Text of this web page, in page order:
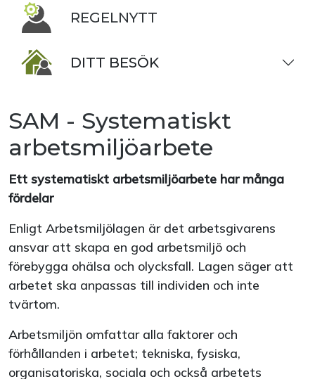
REGELNYTT
DITT BESÖK
SAM - Systematiskt
arbetsmiljöarbete
Ett systematiskt arbetsmiljöarbete har många
fördelar
Enligt Arbetsmiljölagen är det arbetsgivarens
ansvar att skapa en god arbetsmiljö och
förebygga ohälsa och olycksfall. Lagen säger att
arbetet ska anpassas till individen och inte
tvärtom.
Arbetsmiljön omfattar alla faktorer och
förhållanden i arbetet; tekniska, fysiska,
organisatoriska, sociala och också arbetets